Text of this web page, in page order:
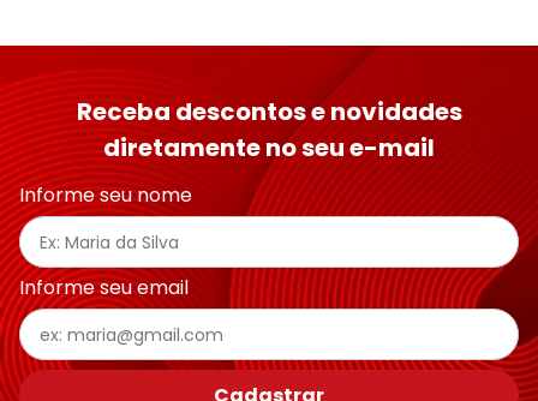
Receba descontos e novidades
diretamente no seu e-mail
Informe seu nome
Informe seu email
Cadastrar